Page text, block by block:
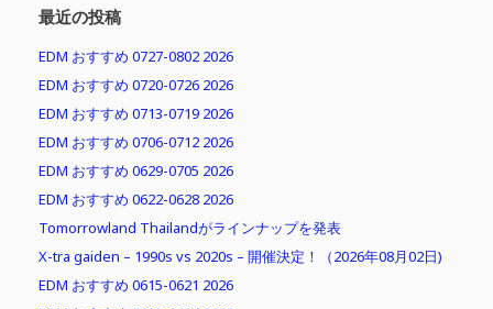
最近の投稿
EDM おすすめ 0727-0802 2026
EDM おすすめ 0720-0726 2026
EDM おすすめ 0713-0719 2026
EDM おすすめ 0706-0712 2026
EDM おすすめ 0629-0705 2026
EDM おすすめ 0622-0628 2026
Tomorrowland Thailandがラインナップを発表
X-tra gaiden – 1990s vs 2020s – 開催決定！（2026年08月02日)
EDM おすすめ 0615-0621 2026